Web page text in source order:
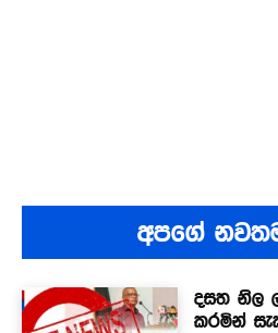
අපගේ
දසත නිල
කරමින්